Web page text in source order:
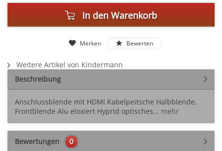
In den Warenkorb
Merken Bewerten
Weitere Artikel von Kindermann
Beschreibung
Anschlussblende mit HDMI Kabelpeitsche Halbblende,
Frontblende Alu eloxiert Hyprid optisches... mehr
Bewertungen 0